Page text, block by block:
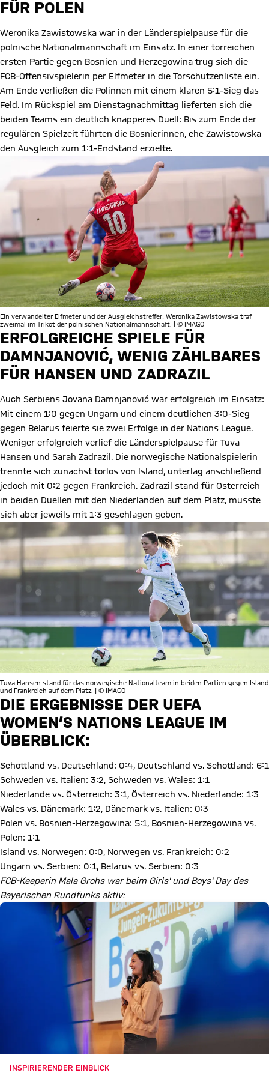
FÜR POLEN
Weronika Zawistowska war in der Länderspielpause für die
polnische Nationalmannschaft im Einsatz. In einer torreichen
ersten Partie gegen Bosnien und Herzegowina trug sich die
FCB-Offensivspielerin per Elfmeter in die Torschützenliste ein.
Am Ende verließen die Polinnen mit einem klaren 5:1-Sieg das
Feld. Im Rückspiel am Dienstagnachmittag lieferten sich die
beiden Teams ein deutlich knapperes Duell: Bis zum Ende der
regulären Spielzeit führten die Bosnierinnen, ehe Zawistowska
den Ausgleich zum 1:1-Endstand erzielte.
Ein verwandelter Elfmeter und der Ausgleichstreffer: Weronika Zawistowska traf
zweimal im Trikot der polnischen Nationalmannschaft. | © IMAGO
ERFOLGREICHE SPIELE FÜR
DAMNJANOVIĆ, WENIG ZÄHLBARES
FÜR HANSEN UND ZADRAZIL
Auch Serbiens Jovana Damnjanović war erfolgreich im Einsatz:
Mit einem 1:0 gegen Ungarn und einem deutlichen 3:0-Sieg
gegen Belarus feierte sie zwei Erfolge in der Nations League.
Weniger erfolgreich verlief die Länderspielpause für Tuva
Hansen und Sarah Zadrazil. Die norwegische Nationalspielerin
trennte sich zunächst torlos von Island, unterlag anschließend
jedoch mit 0:2 gegen Frankreich. Zadrazil stand für Österreich
in beiden Duellen mit den Niederlanden auf dem Platz, musste
sich aber jeweils mit 1:3 geschlagen geben.
Tuva Hansen stand für das norwegische Nationalteam in beiden Partien gegen Island
und Frankreich auf dem Platz. | © IMAGO
DIE ERGEBNISSE DER UEFA
WOMEN’S NATIONS LEAGUE IM
ÜBERBLICK:
Schottland vs. Deutschland: 0:4, Deutschland vs. Schottland: 6:1
Schweden vs. Italien: 3:2, Schweden vs. Wales: 1:1
Niederlande vs. Österreich: 3:1, Österreich vs. Niederlande: 1:3
Wales vs. Dänemark: 1:2, Dänemark vs. Italien: 0:3
Polen vs. Bosnien-Herzegowina: 5:1, Bosnien-Herzegowina vs.
Polen: 1:1
Island vs. Norwegen: 0:0, Norwegen vs. Frankreich: 0:2
Ungarn vs. Serbien: 0:1, Belarus vs. Serbien: 0:3
FCB-Keeperin Mala Grohs war beim Girls' und Boys' Day des
Bayerischen Rundfunks aktiv:
INSPIRIERENDER EINBLICK